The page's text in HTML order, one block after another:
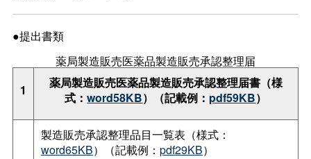
●提出書類
薬局製造販売医薬品製造販売承認整理届
1
薬局製造販売医薬品製造販売承認整理届書（様
式：word58KB）（記載例： pdf59KB）
製造販売承認整理品目一覧表（様式：
word65KB）（記載例： pdf29KB）